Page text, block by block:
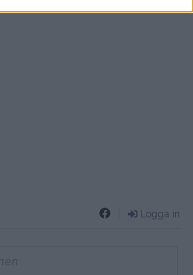
Logga in